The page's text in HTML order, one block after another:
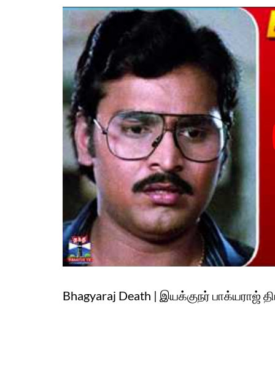
Bhagyaraj Death | இயக்குநர் பாக்யராஜ்